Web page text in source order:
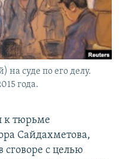
на суде по его делу.
года.
к тюрьме
Сайдахметова,
с целью